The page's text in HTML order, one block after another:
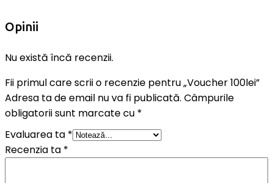
Opinii
Nu există încă recenzii.
Fii primul care scrii o recenzie pentru „Voucher 100lei”
Adresa ta de email nu va fi publicată. Câmpurile
obligatorii sunt marcate cu *
Evaluarea ta *
Recenzia ta *